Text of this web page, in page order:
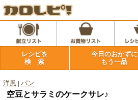
レシピを
検 索
今日のおかずに
もう一品
洋風 パン
空豆とサラミのケークサレ♪